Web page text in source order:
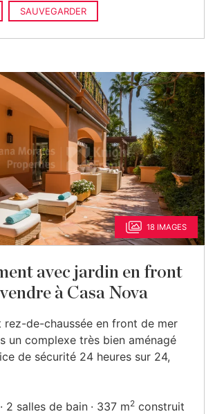
SAUVEGARDER
18 IMAGES
avec jardin en front
à Casa Nova
rez-de-chaussée en front de mer
un complexe très bien aménagé
de sécurité 24 heures sur 24,
2 salles de bain 337 m2 construit